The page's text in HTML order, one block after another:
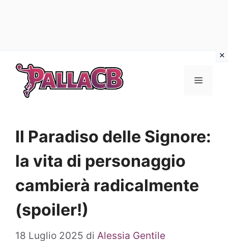
contenuto
Menu
Il Paradiso delle Signore:
la vita di personaggio
cambierà radicalmente
(spoiler!)
18 Luglio 2025 di Alessia Gentile